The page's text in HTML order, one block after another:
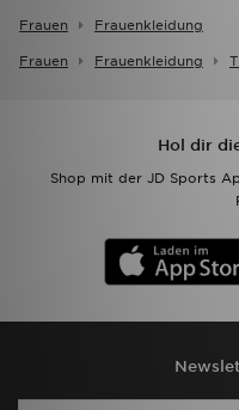
Frauen Frauenkleidung
Frauen Frauenkleidung
Hol dir
Shop mit der JD Sports